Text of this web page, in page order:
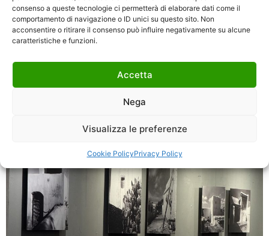
consenso a queste tecnologie ci permetterà di elaborare dati come il
comportamento di navigazione o ID unici su questo sito. Non
acconsentire o ritirare il consenso può influire negativamente su alcune
caratteristiche e funzioni.
Accetta
Nega
Visualizza le preferenze
Cookie PolicyPrivacy Policy